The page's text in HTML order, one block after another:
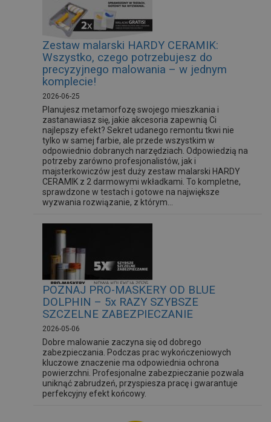
Zestaw malarski HARDY CERAMIK:
Wszystko, czego potrzebujesz do
precyzyjnego malowania – w jednym
komplecie!
2026-06-25
Planujesz metamorfozę swojego mieszkania i
zastanawiasz się, jakie akcesoria zapewnią Ci
najlepszy efekt? Sekret udanego remontu tkwi nie
tylko w samej farbie, ale przede wszystkim w
odpowiednio dobranych narzędziach. Odpowiedzią na
potrzeby zarówno profesjonalistów, jak i
majsterkowiczów jest duży zestaw malarski HARDY
CERAMIK z 2 darmowymi wkładkami. To kompletne,
sprawdzone w testach i gotowe na największe
wyzwania rozwiązanie, z którym...
POZNAJ PRO-MASKERY OD BLUE
DOLPHIN – 5x RAZY SZYBSZE
SZCZELNE ZABEZPIECZANIE
2026-05-06
Dobre malowanie zaczyna się od dobrego
zabezpieczania. Podczas prac wykończeniowych
kluczowe znaczenie ma odpowiednia ochrona
powierzchni. Profesjonalne zabezpieczanie pozwala
uniknąć zabrudzeń, przyspiesza pracę i gwarantuje
perfekcyjny efekt końcowy.